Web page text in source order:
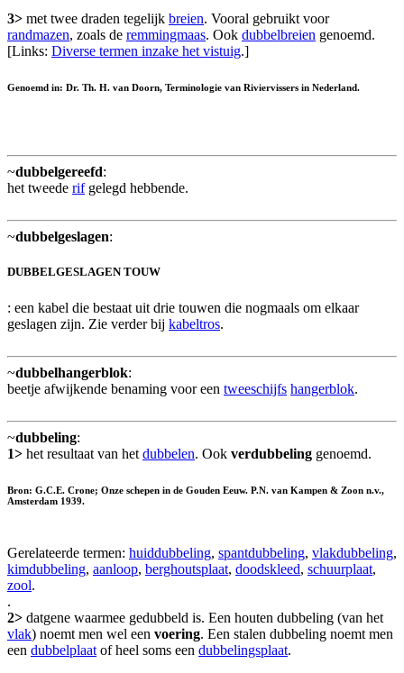
3> met twee draden tegelijk breien. Vooral gebruikt voor
randmazen, zoals de remmingmaas. Ook dubbelbreien genoemd.
[Links: Diverse termen inzake het vistuig.]
Genoemd in: Dr. Th. H. van Doorn, Terminologie van Riviervissers in Nederland.
~dubbelgereefd:
het tweede rifgelegd hebbende.
~dubbelgeslagen:
DUBBELGESLAGEN TOUW
: een kabel die bestaat uit drie touwen die nogmaals om elkaar
geslagen zijn. Zie verder bij kabeltros.
~dubbelhangerblok:
beetje afwijkende benaming voor een tweeschijfs hangerblok.
~dubbeling:
1> het resultaat van het dubbelen. Ook verdubbeling genoemd.
Bron: G.C.E. Crone; Onze schepen in de Gouden Eeuw. P.N. van Kampen & Zoon n.v.,
Amsterdam 1939.
Gerelateerde termen: huiddubbeling, spantdubbeling, vlakdubbeling,
kimdubbeling, aanloop, berghoutsplaat, doodskleed, schuurplaat,
zool.
.
2> datgene waarmee gedubbeld is. Een houten dubbeling (van het
vlak) noemt men wel een voering. Een stalen dubbeling noemt men
een dubbelplaat of heel soms een dubbelingsplaat.